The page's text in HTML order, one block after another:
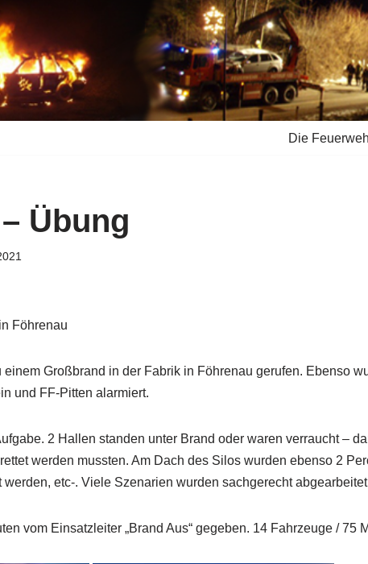
Die
Übung
Föhrenau
Großbrand in der Fabrik in Föhrenau gerufen. Ebenso
und FF-Pitten alarmiert.
2 Hallen standen unter Brand oder waren verraucht –
werden mussten. Am Dach des Silos wurden ebenso 2
etc-. Viele Szenarien wurden sachgerecht
vom Einsatzleiter „Brand Aus“ gegeben. 14 Fahrzeuge / 75